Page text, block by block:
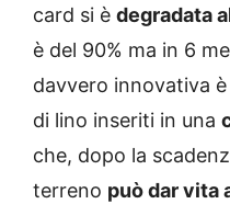
card si è degradata
è del 90% ma in 6
davvero innovativa
di lino inseriti in una
che, dopo la
terreno può dar vita